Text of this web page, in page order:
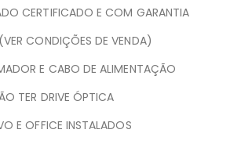
CERTIFICADO E COM GARANTIA
CONDIÇÕES DE VENDA)
E CABO DE ALIMENTAÇÃO
TER DRIVE ÓPTICA
E OFFICE INSTALADOS